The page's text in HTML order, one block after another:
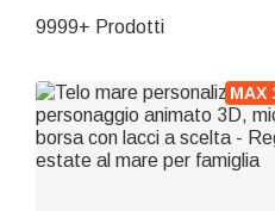
9999+ Prodotti
MAX